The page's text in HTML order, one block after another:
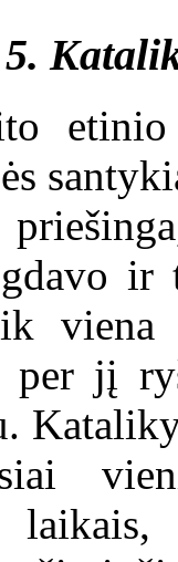
5.
ir
viena
per jį